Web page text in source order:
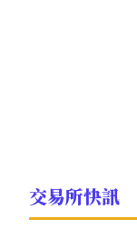
交易所快訊